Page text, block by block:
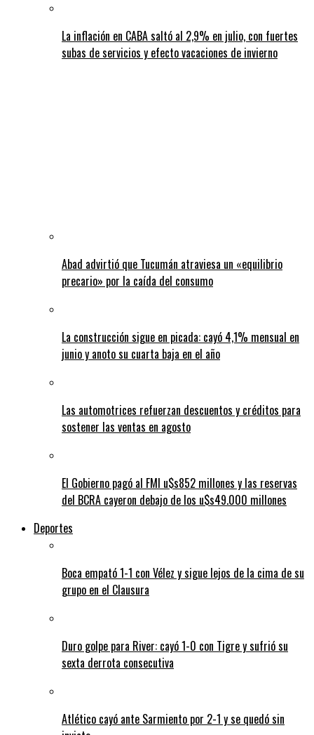
La inflación en CABA saltó al 2,9% en julio, con fuertes
subas de servicios y efecto vacaciones de invierno
Abad advirtió que Tucumán atraviesa un «equilibrio
precario» por la caída del consumo
La construcción sigue en picada: cayó 4,1% mensual en
junio y anoto su cuarta baja en el año
Las automotrices refuerzan descuentos y créditos para
sostener las ventas en agosto
El Gobierno pagó al FMI u$s852 millones y las reservas
del BCRA cayeron debajo de los u$s49.000 millones
Deportes
Boca empató 1-1 con Vélez y sigue lejos de la cima de su
grupo en el Clausura
Duro golpe para River: cayó 1-0 con Tigre y sufrió su
sexta derrota consecutiva
Atlético cayó ante Sarmiento por 2-1 y se quedó sin